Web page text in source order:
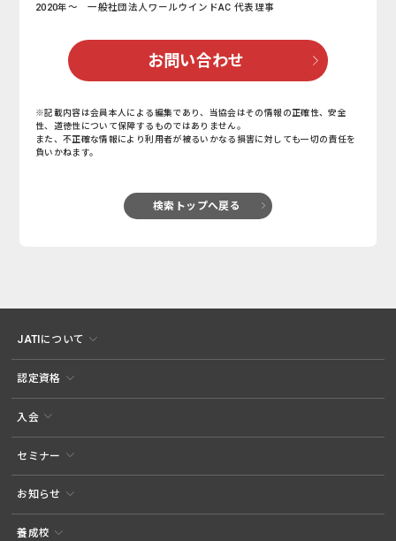
2020年～ 一般社団法人ワールウインドAC 代表理事
お問い合わせ
※記載内容は会員本人による編集であり、当協会はその情報の正確性、安全
性、道徳性について保障するものではありません。
また、不正確な情報により利用者が被るいかなる損害に対しても一切の責任を
負いかねます。
検索トップへ戻る
JATIについて
認定資格
入会
セミナー
お知らせ
養成校